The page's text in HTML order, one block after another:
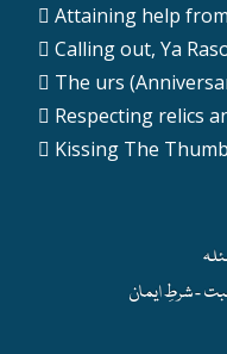
The urs
Respecting relics
Kissing The